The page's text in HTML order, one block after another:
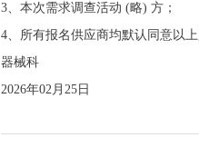
3、本次需求调查活动 (略) 方；
4、所有报名供应商均默认同意以上
器械科
2026年02月25日